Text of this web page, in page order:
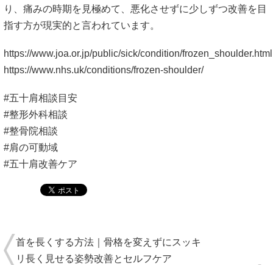
り、痛みの時期を見極めて、悪化させずに少しずつ改善を目
指す方が現実的と言われています。
https://www.joa.or.jp/public/sick/condition/frozen_shoulder.html
https://www.nhs.uk/conditions/frozen-shoulder/
#五十肩相談目安
#整形外科相談
#整骨院相談
#肩の可動域
#五十肩改善ケア
首を長くする方法｜骨格を変えずにスッキ
リ長く見せる姿勢改善とセルフケア